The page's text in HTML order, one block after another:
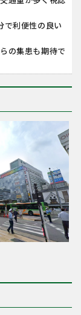
で利便性の良い
の集患も期待で